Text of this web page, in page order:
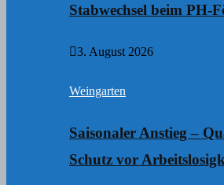
Stabwechsel beim PH-
3. August 2026
Weingarten
Saisonaler Anstieg –
Schutz vor